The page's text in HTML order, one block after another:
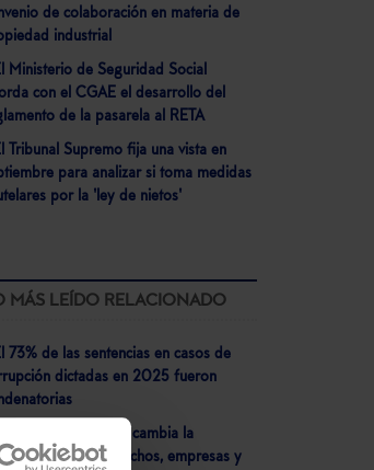
de colaboración en materia de
industrial
Ministerio de Seguridad Social
con el CGAE el desarrollo del
de la pasarela al RETA
Tribunal Supremo fija una vista en
para analizar si toma medidas
por la 'ley de nietos'
MÁS LEÍDO RELACIONADO
73% de las sentencias en casos de
dictadas en 2025 fueron
2026: Así cambia la
para despachos, empresas y